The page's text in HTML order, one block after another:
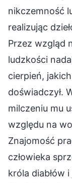
nikczemność
realizując
Przez wzgląd
ludzkości
cierpień,
doświadczył.
milczeniu mu
względu na
Znajomość
człowieka
króla diabłów